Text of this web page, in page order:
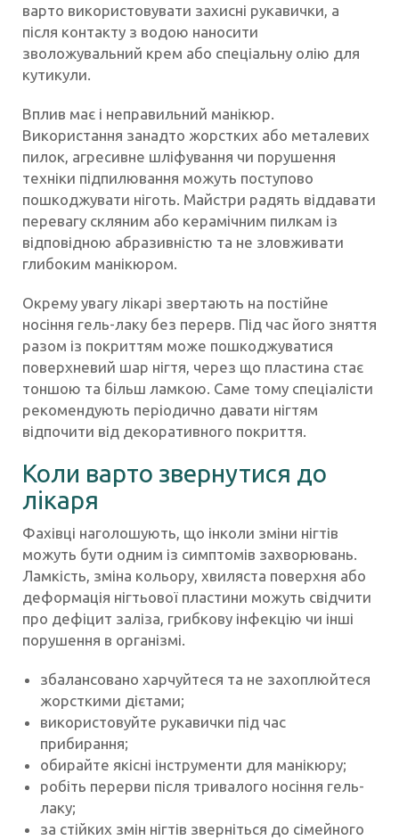
варто використовувати захисні рукавички, а
після контакту з водою наносити
зволожувальний крем або спеціальну олію для
кутикули.
Вплив має і неправильний манікюр.
Використання занадто жорстких або металевих
пилок, агресивне шліфування чи порушення
техніки підпилювання можуть поступово
пошкоджувати ніготь. Майстри радять віддавати
перевагу скляним або керамічним пилкам із
відповідною абразивністю та не зловживати
глибоким манікюром.
Окрему увагу лікарі звертають на постійне
носіння гель-лаку без перерв. Під час його зняття
разом із покриттям може пошкоджуватися
поверхневий шар нігтя, через що пластина стає
тоншою та більш ламкою. Саме тому спеціалісти
рекомендують періодично давати нігтям
відпочити від декоративного покриття.
Коли варто звернутися до
лікаря
Фахівці наголошують, що інколи зміни нігтів
можуть бути одним із симптомів захворювань.
Ламкість, зміна кольору, хвиляста поверхня або
деформація нігтьової пластини можуть свідчити
про дефіцит заліза, грибкову інфекцію чи інші
порушення в організмі.
збалансовано харчуйтеся та не захоплюйтеся
жорсткими дієтами;
використовуйте рукавички під час
прибирання;
обирайте якісні інструменти для манікюру;
робіть перерви після тривалого носіння гель-
лаку;
за стійких змін нігтів зверніться до сімейного